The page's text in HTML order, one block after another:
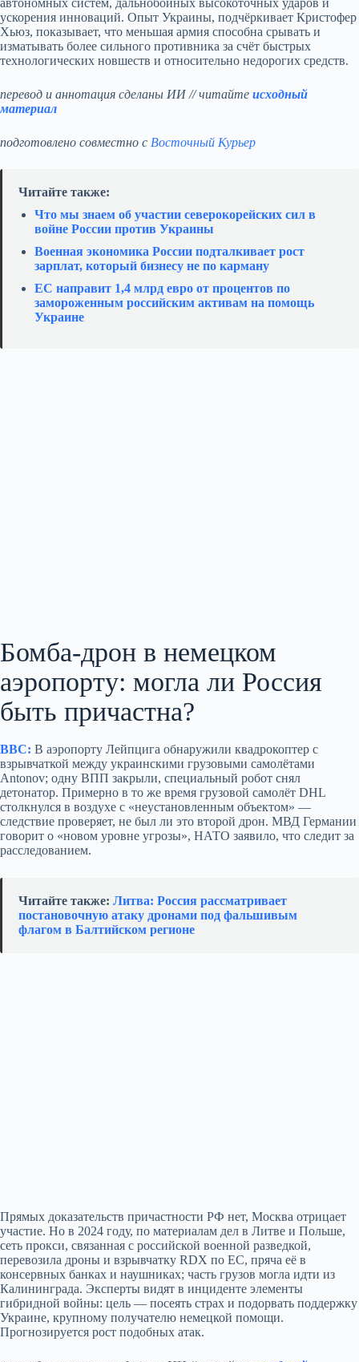
ускорения инноваций. Опыт Украины, подчёркивает Кристофер
Хьюз, показывает, что меньшая армия способна срывать и
изматывать более сильного противника за счёт быстрых
технологических новшеств и относительно недорогих средств.
перевод и аннотация сделаны ИИ // читайте исходный
материал
подготовлено совместно с Восточный Курьер
Читайте также:
Что мы знаем об участии северокорейских сил в
войне России против Украины
Военная экономика России подталкивает рост
зарплат, который бизнесу не по карману
ЕС направит 1,4 млрд евро от процентов по
замороженным российским активам на помощь
Украине
Бомба-дрон в немецком
аэропорту: могла ли Россия
быть причастна?
BBC: В аэропорту Лейпцига обнаружили квадрокоптер с
взрывчаткой между украинскими грузовыми самолётами
Antonov; одну ВПП закрыли, специальный робот снял
детонатор. Примерно в то же время грузовой самолёт DHL
столкнулся в воздухе с «неустановленным объектом» —
следствие проверяет, не был ли это второй дрон. МВД Германии
говорит о «новом уровне угрозы», НАТО заявило, что следит за
расследованием.
Читайте также: Литва: Россия рассматривает
постановочную атаку дронами под фальшивым
флагом в Балтийском регионе
Прямых доказательств причастности РФ нет, Москва отрицает
участие. Но в 2024 году, по материалам дел в Литве и Польше,
сеть прокси, связанная с российской военной разведкой,
перевозила дроны и взрывчатку RDX по ЕС, пряча её в
консервных банках и наушниках; часть грузов могла идти из
Калининграда. Эксперты видят в инциденте элементы
гибридной войны: цель — посеять страх и подорвать поддержку
Украине, крупному получателю немецкой помощи.
Прогнозируется рост подобных атак.